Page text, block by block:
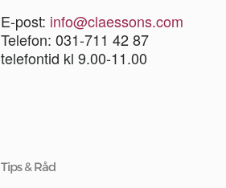
E-post: info@claessons.com
Telefon: 031-711 42 87
telefontid kl 9.00-11.00
Tips & Råd